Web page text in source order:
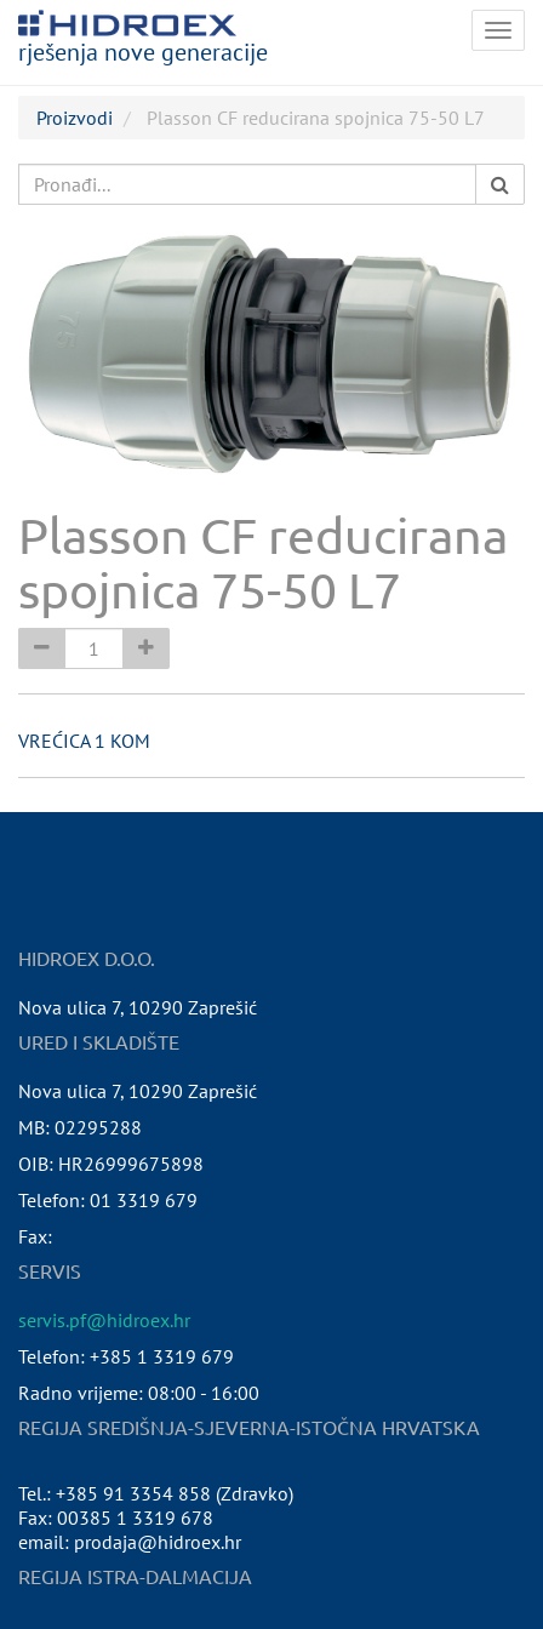
rješenja nove generacije
Proizvodi Plasson CF reducirana spojnica 75-50 L7
Plasson CF reducirana
spojnica 75-50 L7
VREĆICA 1 KOM
HIDROEX D.O.O.
Nova ulica 7, 10290 Zaprešić
URED I SKLADIŠTE
Nova ulica 7, 10290 Zaprešić
MB: 02295288
OIB: HR26999675898
Telefon: 01 3319 679
Fax:
SERVIS
servis.pf@hidroex.hr
Telefon: +385 1 3319 679
Radno vrijeme: 08:00 - 16:00
REGIJA SREDIŠNJA-SJEVERNA-ISTOČNA HRVATSKA
Tel.: +385 91 3354 858 (Zdravko)
Fax: 00385 1 3319 678
email: prodaja@hidroex.hr
REGIJA ISTRA-DALMACIJA